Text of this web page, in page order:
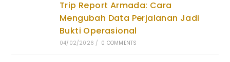
Trip Report Armada: Cara
Mengubah Data Perjalanan Jadi
Bukti Operasional
04/02/2026 / 0 COMMENTS